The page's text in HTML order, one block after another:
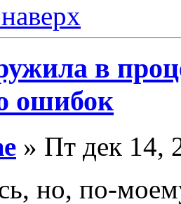
в
ошибок
» Пт дек 14,
но, по-